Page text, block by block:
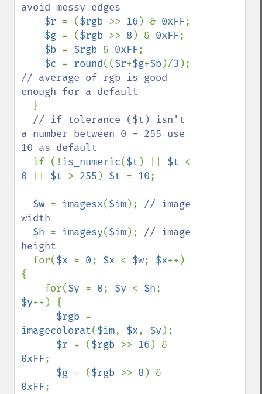
avoid messy edges
$r = ($rgb >> 16 ) & 0xFF;
$g = ($rgb >> 8) & 0xFF;
$b = $rgb & 0xFF;
$c = round(($r+$g+$b)/3
// average of rgb is good
enough for a default
}
// if tolerance ($t) isn't
a number between 0 - 255 use
10 as default
if (! is_numeric($t ) || $t
0
$t > 255 ) $t = 10;
$w = imagesx($im); // image
width
$h = imagesy($im); // image
height
for($x = 0; $x < $w; $x++)
{
    for(
$y = 0; $y < $h
$y++) {
$rgb
imagecolorat($im, $x, $y );
$r = ($rgb >> 16
0xFF;
$g = ($rgb >> 8
0xFF;